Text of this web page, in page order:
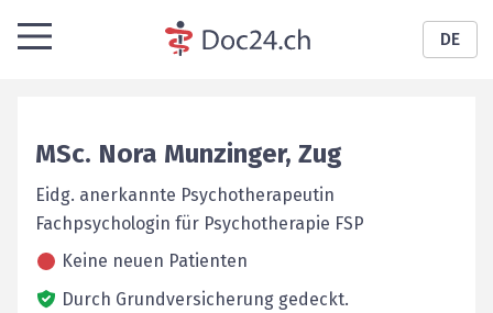
DE
MSc. Nora Munzinger, Zug
Eidg. anerkannte Psychotherapeutin
Fachpsychologin für Psychotherapie FSP
Keine neuen Patienten
Durch Grundversicherung gedeckt.